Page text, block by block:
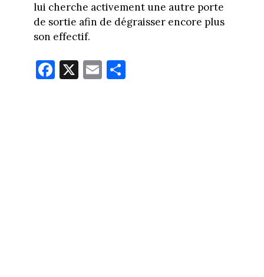
lui cherche activement une autre porte
de sortie afin de dégraisser encore plus
son effectif.
Fa
ce
X E
m
Pa
rt